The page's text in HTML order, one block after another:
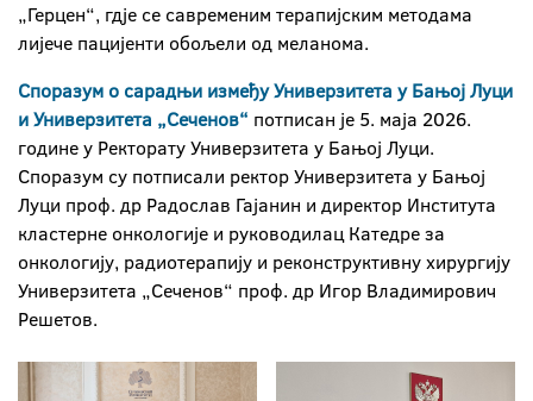
„Герцен“, гдје се савременим терапијским методама
лијече пацијенти обољели од меланома.
Споразум о сарадњи између Универзитета у Бањој Луци
и Универзитетa „Сеченов“ потписан је 5. маја 2026.
године у Ректорату Универзитета у Бањој Луци.
Споразум су потписали ректор Универзитета у Бањој
Луци проф. др Радослав Гајанин и директор Института
кластерне онкологије и руководилац Катедре за
онкологију, радиотерапију и реконструктивну хирургију
Универзитета „Сеченов“ проф. др Игор Владимирович
Решетов.